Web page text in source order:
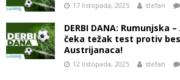
17 listopada, 2025 stefan
DERBI DANA: Rumunjska
čeka težak test protiv
Austrijanaca!
12 listopada, 2025 stefan